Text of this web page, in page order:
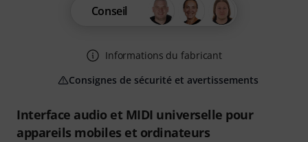
Interface audio et MIDI universelle pour
appareils mobiles et ordinateurs
Conseil
Informations du fabricant
Consignes de sécurité et avertissements